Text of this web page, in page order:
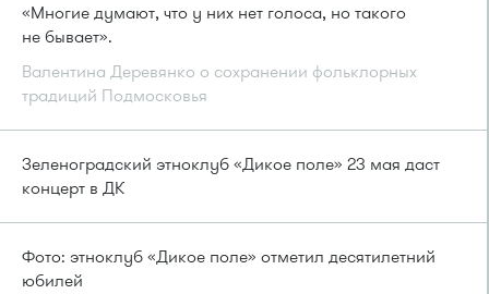
«Многие думают, что у них нет голоса, но такого
не бывает».
Валентина Деревянко о сохранении фольклорных
традиций Подмосковья
Зеленоградский этноклуб «Дикое поле» 23 мая даст
концерт в ДК
Фото: этноклуб «Дикое поле» отметил десятилетний
юбилей